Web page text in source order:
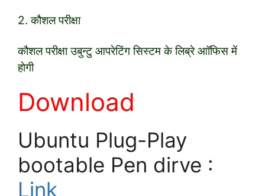
2. कौशल परीक्षा
कौशल परीक्षा उबुन्टु आपरेटिंग सिस्टम के लिब्रे आॉफिस में
हाेगी
Download
Ubuntu Plug-Play
bootable Pen dirve :
Link